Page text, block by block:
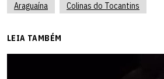
Araguaína
Colinas do Tocantins
LEIA TAMBÉM